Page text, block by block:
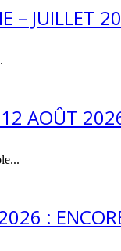
– JUILLET
12 AOÛT
: